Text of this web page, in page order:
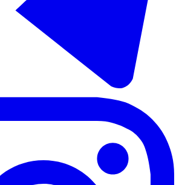
на среднем этаже в Manilva